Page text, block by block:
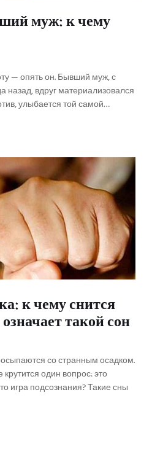
муж: к чему
— опять он. Бывший муж, с
назад, вдруг материализовался
улыбается той самой…
к чему снится
такой сон
со странным осадком.
один вопрос: это
игра подсознания? Такие сны